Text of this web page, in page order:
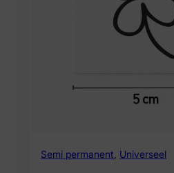
Semi permanent, Universeel